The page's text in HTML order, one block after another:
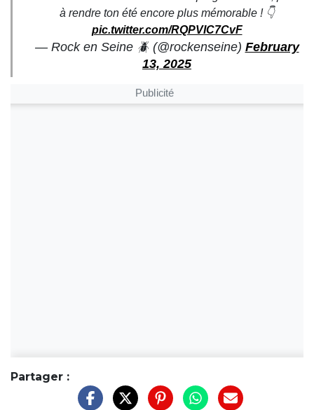
à rendre ton été encore plus mémorable ! 👇
pic.twitter.com/RQPVIC7CvF
— Rock en Seine 🪲 (@rockenseine) February
13, 2025
Publicité
Partager :